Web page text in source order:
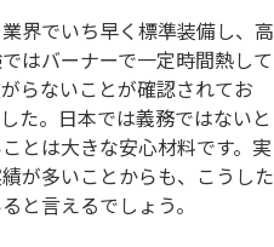
界でいち早く標準装備し、高
はバーナーで一定時間熱して
らないことが確認されてお
た。日本では義務ではないと
とは大きな安心材料です。実
が多いことからも、こうした
と言えるでしょう。